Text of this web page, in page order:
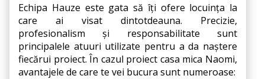
Echipa Hauze este gata să îți ofere locuința la
care ai visat dintotdeauna. Precizie,
profesionalism și responsabilitate sunt
principalele atuuri utilizate pentru a da naștere
fiecărui proiect. În cazul proiect casa mica Naomi,
avantajele de care te vei bucura sunt numeroase: